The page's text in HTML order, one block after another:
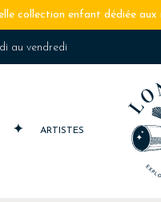
collection enfant dédiée aux
au vendredi
ARTISTES